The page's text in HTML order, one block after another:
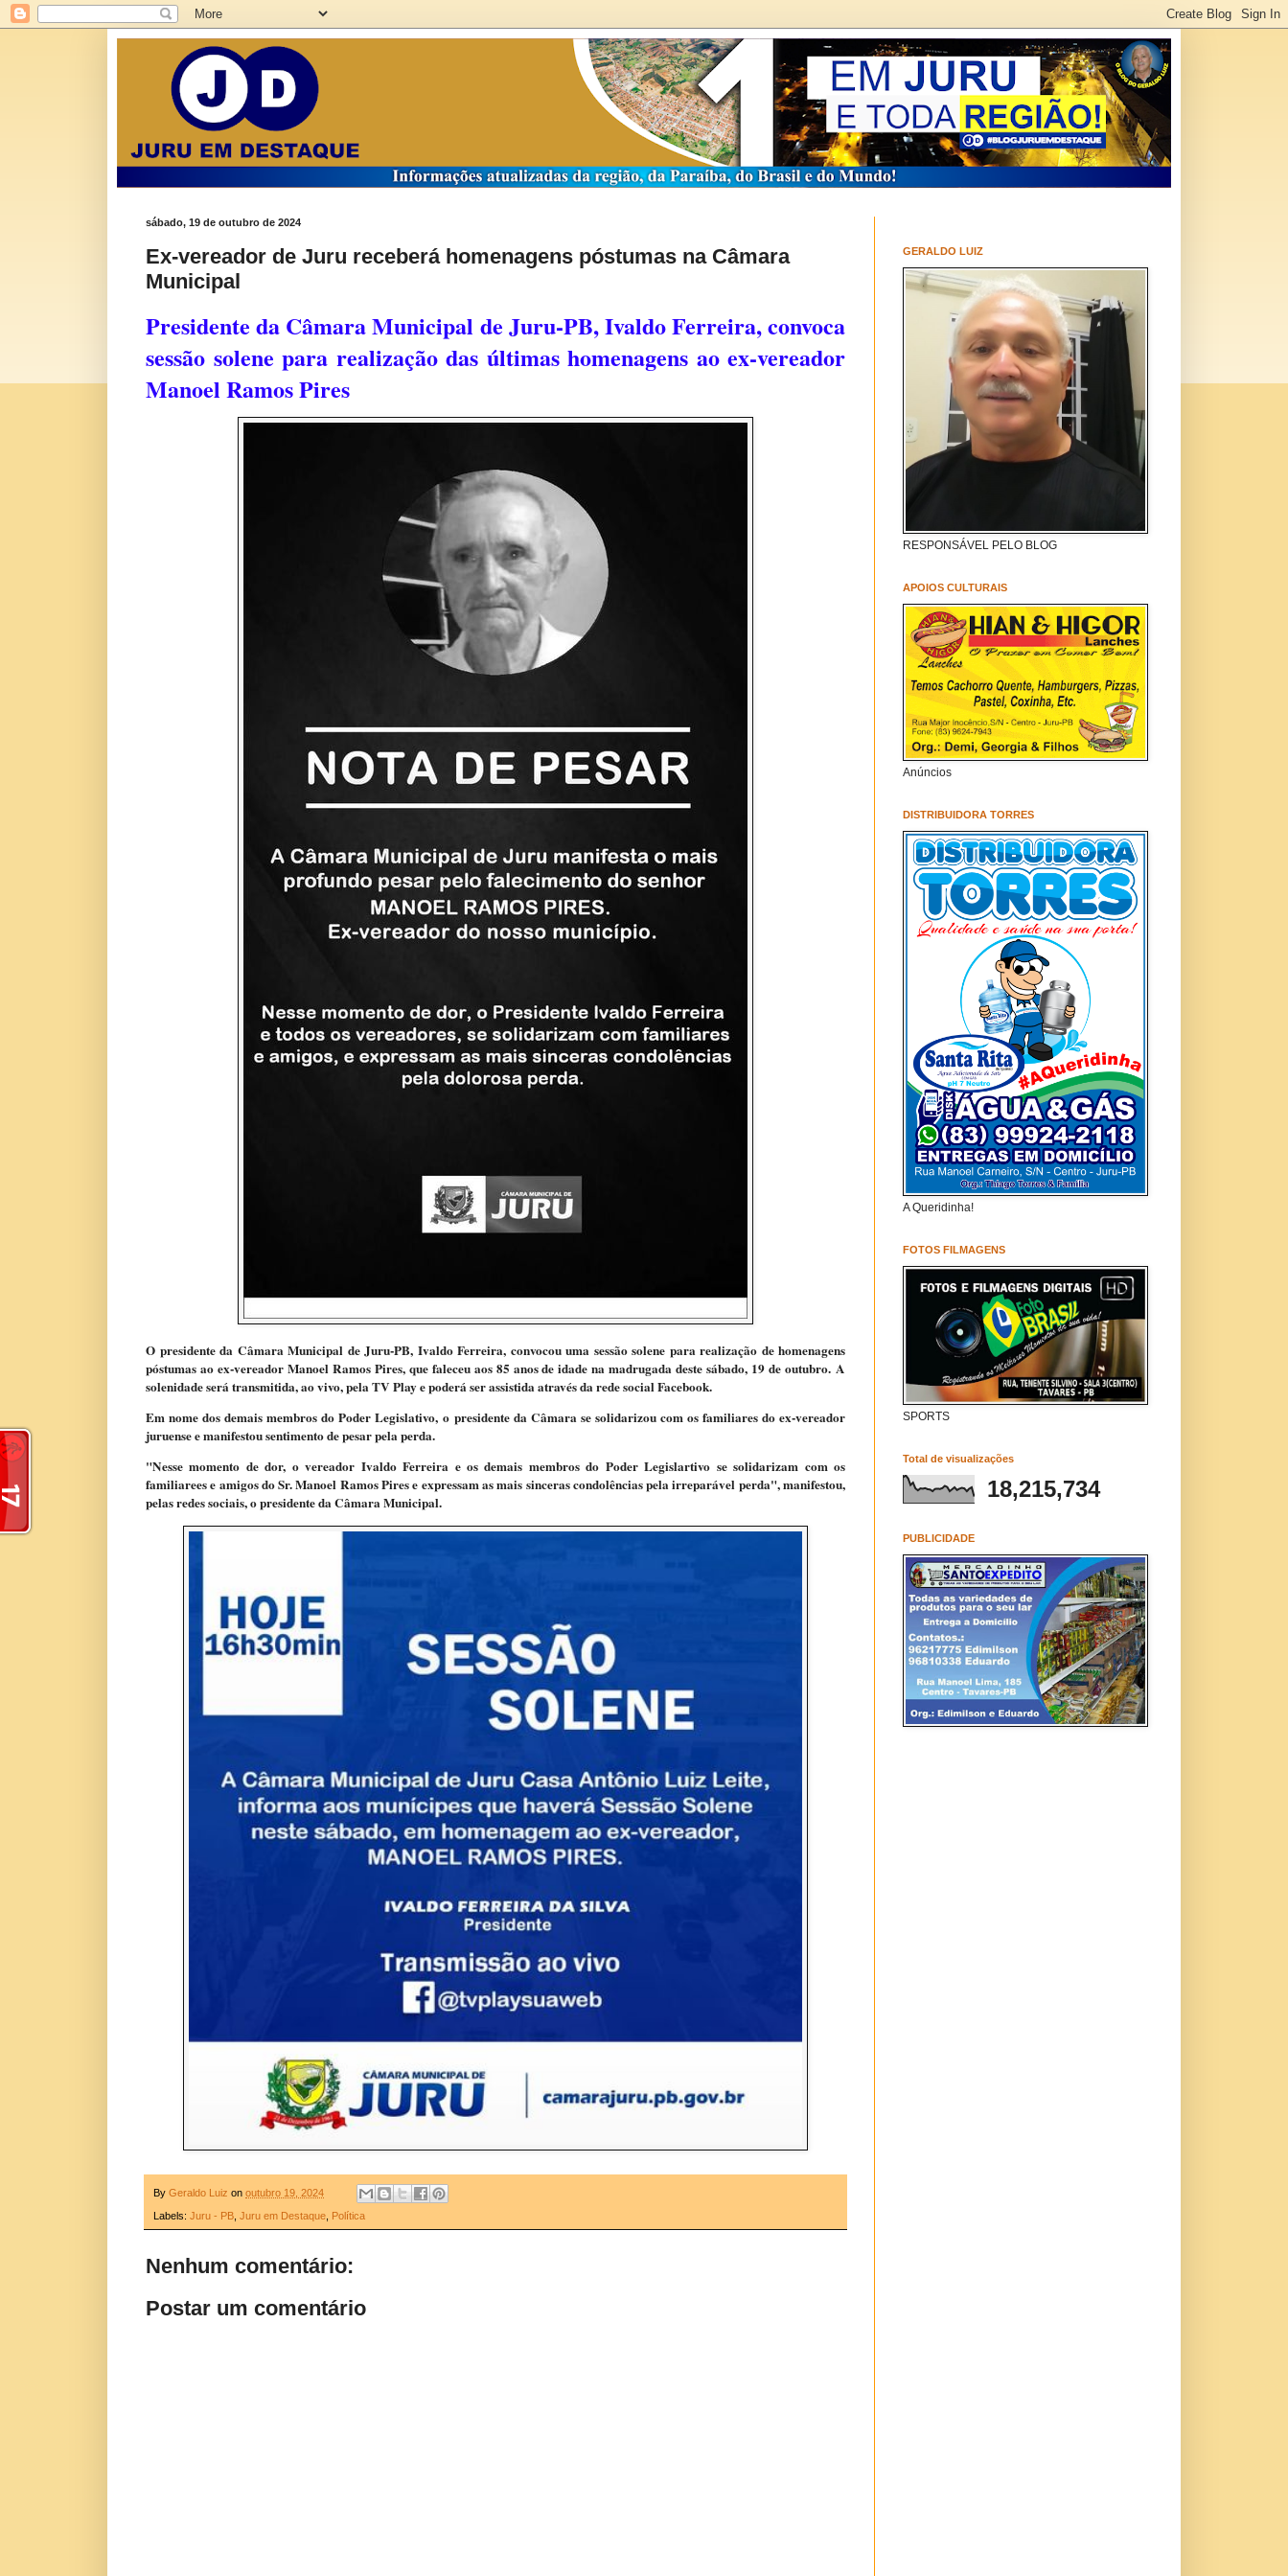
sábado, 19 de outubro de 2024
Ex-vereador de Juru receberá homenagens póstumas na Câmara
Municipal
Presidente da Câmara Municipal de Juru-PB, Ivaldo Ferreira, convoca
sessão solene para realização das últimas homenagens ao ex-vereador
Manoel Ramos Pires
O presidente da Câmara Municipal de Juru-PB, Ivaldo Ferreira, convocou uma sessão solene para realização de homenagens
póstumas ao ex-vereador Manoel Ramos Pires, que faleceu aos 85 anos de idade na madrugada deste sábado, 19 de outubro. A
solenidade será transmitida, ao vivo, pela TV Play e poderá ser assistida através da rede social Facebook.
Em nome dos demais membros do Poder Legislativo,o presidente da Câmara se solidarizou com os familiares do ex-vereador
juruense e manifestou sentimento de pesar pela perda.
"Nesse momento de dor, o vereador Ivaldo Ferreira e os demais membros do Poder Legislartivo se solidarizam com os
familiarees e amigos do Sr. Manoel Ramos Pires e expressam as mais sinceras condolências pela irreparável perda", manifestou,
pelas redes sociais, o presidente da Câmara Municipal.
By Geraldo Luiz on outubro 19, 2024
Labels: Juru - PB Juru em Destaque Política
Nenhum comentário:
Postar um comentário
GERALDO LUIZ
RESPONSÁVEL PELO BLOG
APOIOS CULTURAIS
Anúncios
DISTRIBUIDORA TORRES
A Queridinha!
FOTOS FILMAGENS
SPORTS
Total de visualizações
18,215,734
PUBLICIDADE